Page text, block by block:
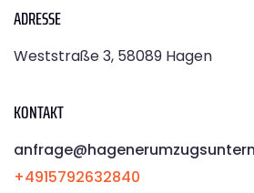
ADRESSE
Weststraße 3, 58089 Hagen
KONTAKT
+4915792632840